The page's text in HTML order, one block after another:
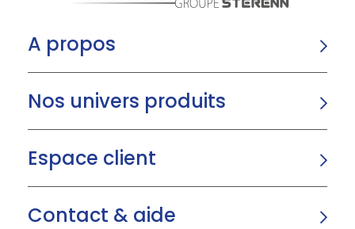
A propos
Nos univers produits
Espace client
Contact & aide